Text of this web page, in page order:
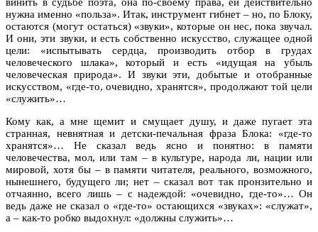
нужна именно «польза». Итак, инструмент гибнет – но, по Блоку,
остаются (могут остаться) «звуки», которые он нес, пока звучал.
И они, эти звуки, и есть собственно искусство, служащее одной
цели: «испытывать сердца, производить отбор в грудах
человеческого шлака», который и есть «идущая на убыль
человеческая природа». И звуки эти, добытые и отобранные
искусством, «где-то, очевидно, хранятся», продолжают той цели
«служить»…
Кому как, а мне щемит и смущает душу, и даже пугает эта
странная, невнятная и детски-печальная фраза Блока: «где-то
хранятся»… Не сказал ведь ясно и понятно: в памяти
человечества, мол, или там – в культуре, народа ли, нации или
мировой, хотя бы – в памяти читателя, реального, возможного,
нынешнего, будущего ли; нет – сказал вот так пронзительно и
отчаянно, всего лишь – с надеждой: «очевидно, где-то»… Он
ведь даже не сказал о «где-то» остающихся «звуках»: «служат»,
а – как-то робко выдохнул: «должны служить»…